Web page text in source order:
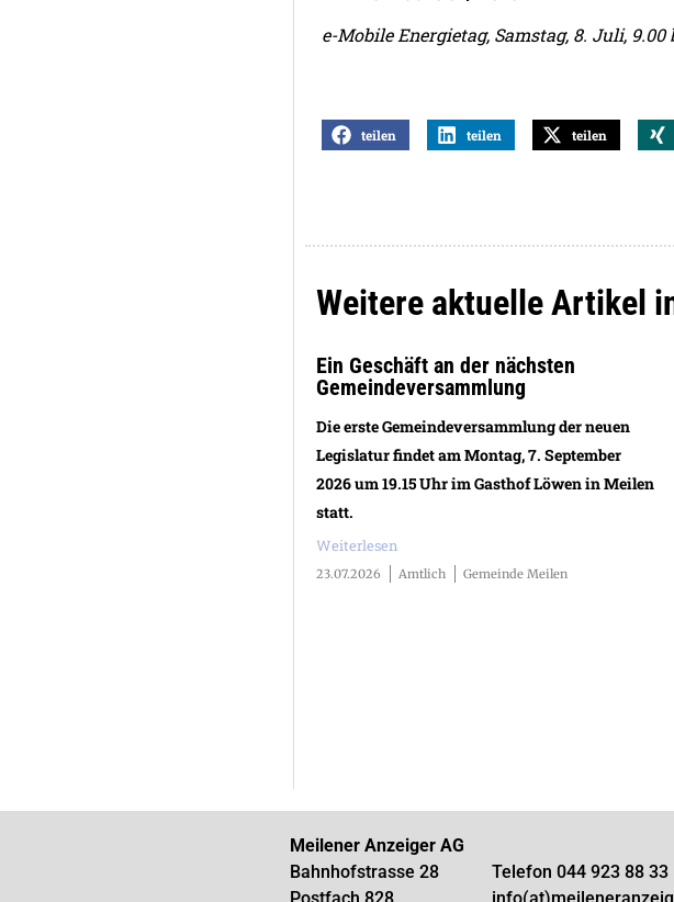
e-Mobile Energietag, Samstag, 8. Juli,
teilen teilen teilen
Weitere aktuelle Artikel
Ein Geschäft an der nächsten
Gemeindeversammlung
Die erste Gemeindeversammlung der neuen
Legislatur findet am Montag, 7. September
2026 um 19.15 Uhr im Gasthof Löwen in Meilen
statt.
Weiterlesen
23.07.2026 Amtlich Gemeinde Meilen
Meilener Anzeiger AG
Bahnhofstrasse 28
Telefon 044 923 88 33